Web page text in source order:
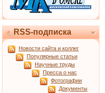
RSS-подписка
Новости сайта и коллег
Популярные статьи
Научные труды
Пресса о нас
Фотографии
Документы